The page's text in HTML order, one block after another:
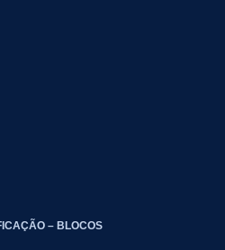
– BLOCOS